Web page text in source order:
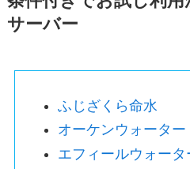
サーバー
ふじざくら命水
オーケンウォーター
エフィールウォータ